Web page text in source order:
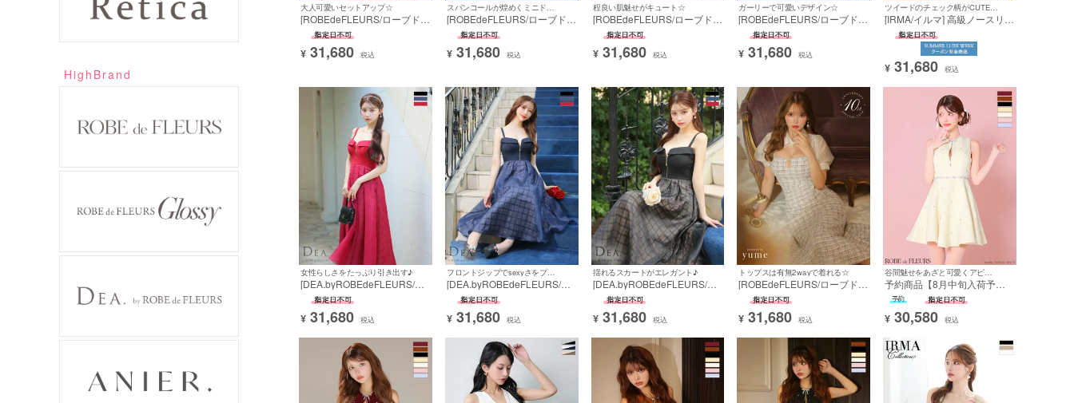
HighBrand
大人可愛いセットアップ☆
[ROBEdeFLEURS/ローブドフ
ルール] 高級 ホルターネック
セットアップ ツイード スパン
コール バストシースルー 谷間
魅せ フレアミニドレス
¥ 31,680 税込
[ROBEdeFLEURS/ローブドフ
ルール] 高級 ホルターネック
セットアップ ツイード スパン
コール バストシースルー 谷間
魅せ フレアミニドレス
¥ 31,680 税込
程良い肌魅せがキュート☆
[ROBEdeFLEURS/ローブドフ
ルール] 高級 ホルターネック
セットアップ ツイード スパン
コール バストシースルー 谷間
魅せ フレアミニドレス
¥ 31,680 税込
ガーリーで可愛いデザイン☆
[ROBEdeFLEURS/ローブドフ
ルール] 高級 ホルターネック
セットアップ ツイード スパン
コール バストシースルー 谷間
魅せ フレアミニドレス
¥ 31,680 税込
[IRMA/イルマ] 高級ノースリー
ブパイピングチェック柄ツイ
ードフロントジップウエスト
カットタイトミニドレス
¥ 31,680 税込
女性らしさをたっぷり引き出す♪
[DEA.byROBEdeFLEURS/デ
ィアバイローブドフルール] 高
級キャミソールジップツイー
ド切替チェック柄Aラインロ
ングドレス
¥ 31,680 税込
フロントジップでsexyさをプラス♪
[DEA.byROBEdeFLEURS/デ
ィアバイローブドフルール] 高
級 バースデーキャミソールジ
ップツイード切替チェック柄
Aラインロングドレス
¥ 31,680 税込
揺れるスカートがエレガント♪
[DEA.byROBEdeFLEURS/デ
ィアバイローブドフルール] 高
級 バースデーキャミソールジ
ップツイード切替チェック柄
Aラインロングドレス
¥ 31,680 税込
トップスは有無2wayで着れる☆
[ROBEdeFLEURS/ローブドフ
ルール] 高級 ツイード 襟付き
シースルー 半袖 2Way トップ
ス 膝丈ドレス
¥ 31,680 税込
谷間魅せをあざと可愛くアピール☆
予約商品【8月中旬入荷予
定】[ROBEdeFLEURS/ローブ
ドフルール] 高級 ブランド A
ラインミニドレス 谷間 ノース
リーブ ツイード ジップ キラ
キラビジュー
¥ 30,580 税込